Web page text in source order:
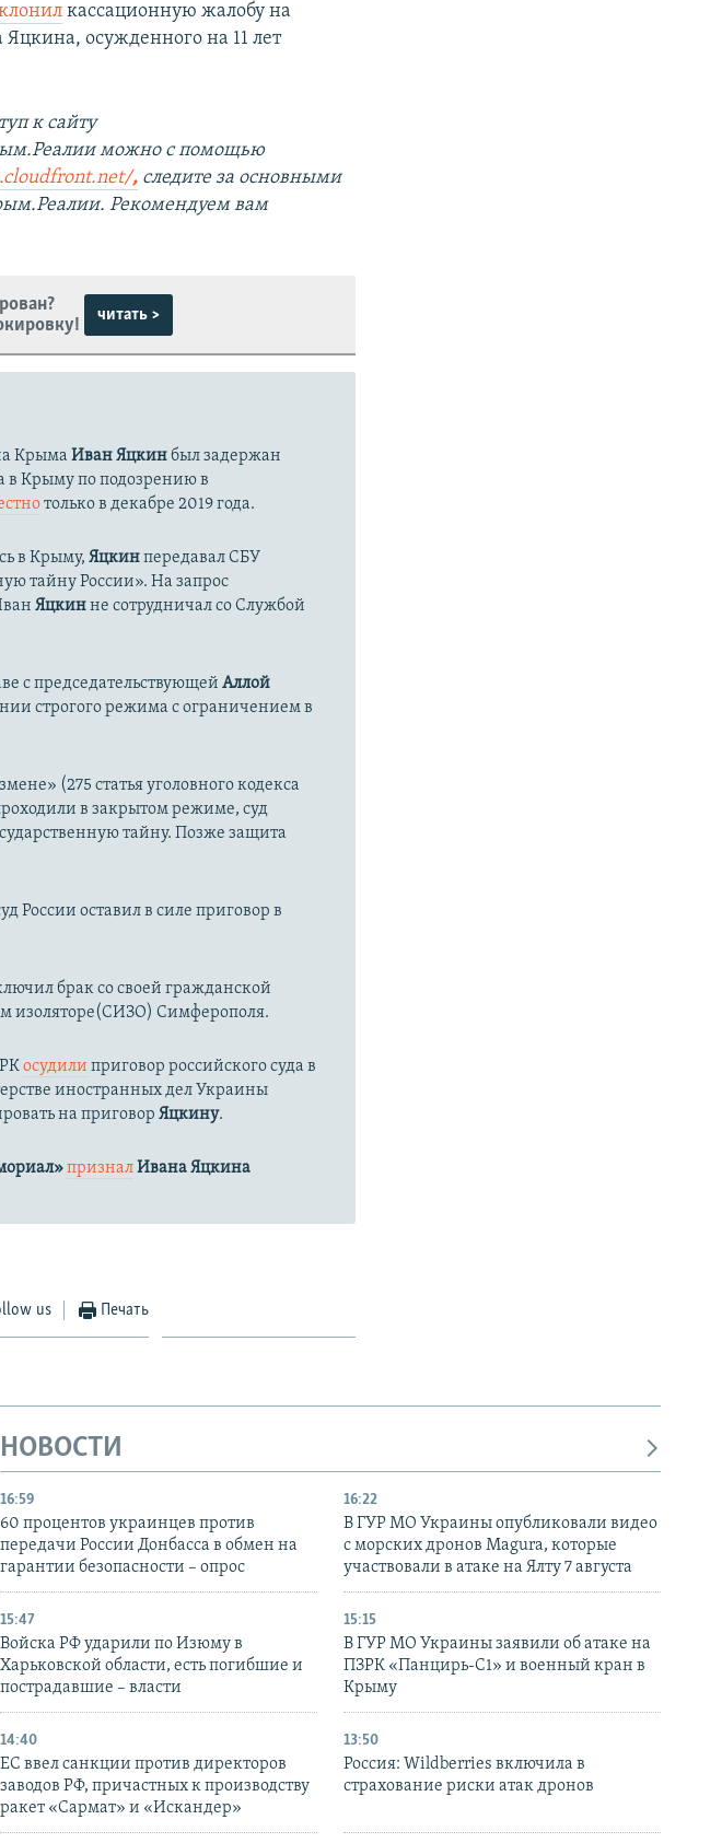
кассационную жалобу на
осужденного на 11 лет
к сайту
можно с помощью
, следите за основными
Рекомендуем вам
читать >
КрымаИван Яцкинбыл задержан
в Крыму по подозрению в
только в декабре 2019 года.
в Крыму,Яцкинпередавал СБУ
тайну России». На запрос
Яцкинне сотрудничал со Службой
с председательствующейАллой
строгого режима с ограничением в
(275 статья уголовного кодекса
в закрытом режиме, суд
тайну. Позже защита
России оставил в силе приговор в
брак со своей гражданской
изоляторе(СИЗО) Симферополя.
осудили приговор российского суда в
иностранных дел Украины
на приговорЯцкину.
призналИвана Яцкина
us Печать
НОВОСТИ
16:59
60 процентов украинцев против
передачи России Донбасса в обмен на
гарантии безопасности – опрос
16:22
В ГУР МО Украины опубликовали видео
с морских дронов Magura, которые
участвовали в атаке на Ялту 7 августа
15:47
Войска РФ ударили по Изюму в
Харьковской области, есть погибшие и
пострадавшие – власти
15:15
В ГУР МО Украины заявили об атаке на
ПЗРК «Панцирь-С1» и военный кран в
Крыму
14:40
ЕС ввел санкции против директоров
заводов РФ, причастных к производству
ракет «Сармат» и «Искандер»
13:50
Россия: Wildberries включила в
страхование риски атак дронов